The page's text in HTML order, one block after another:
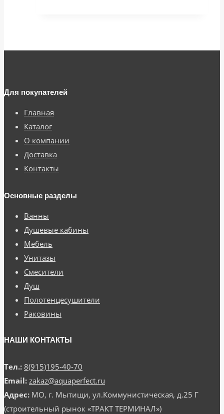
Для покупателей
Главная
Каталог
О компании
Доставка
Контакты
Основные разделы
Ванны
Душевые кабины
Мебель
Унитазы
Смесители
Душ
Полотенцесушители
Раковины
НАШИ КОНТАКТЫ
Тел.: 8(915)195-40-70
Email: zakaz@aquaperfect.ru
Адрес: МО, г. Мытищи, ул.Коммунистическая, д.25 Г
(строительный рынок «ТРАКТ ТЕРМИНАЛ»)